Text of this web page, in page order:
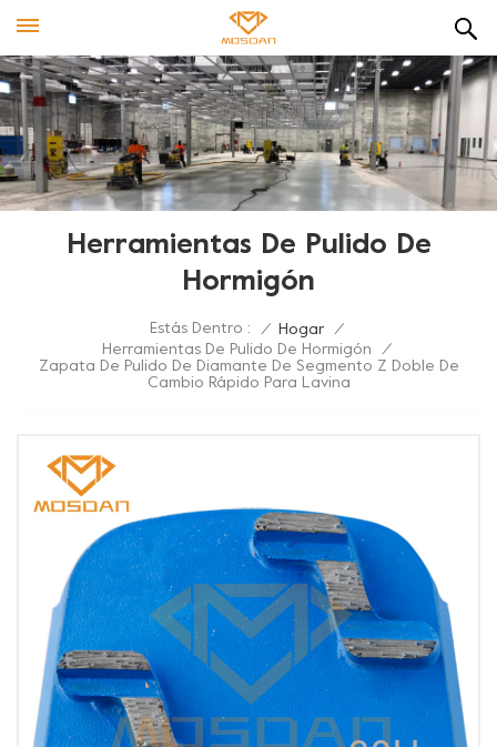
Herramientas De Pulido De
Hormigón
Estás Dentro : / Hogar
/
Herramientas De Pulido De Hormigón
/
Zapata De Pulido De Diamante De Segmento Z Doble De
Cambio Rápido Para Lavina